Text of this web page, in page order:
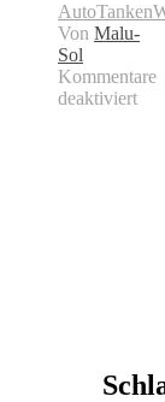
AutoTanken
Von Malu-
Sol
Kommentare
deaktiviert